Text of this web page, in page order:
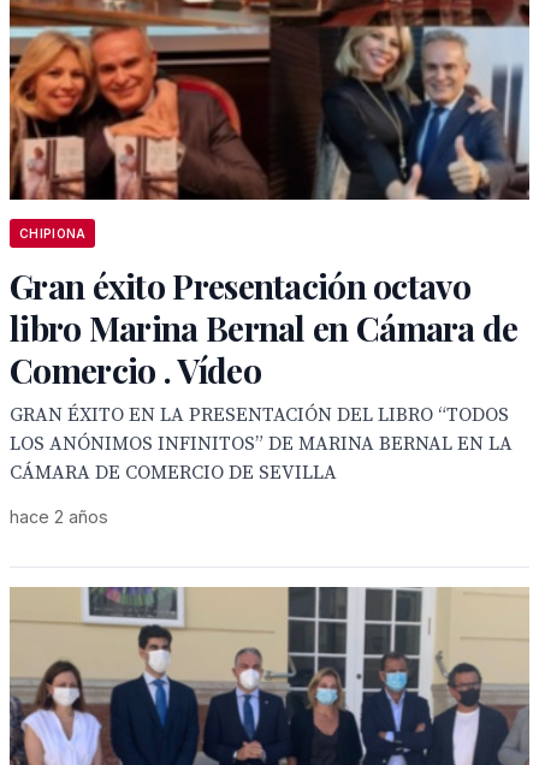
CHIPIONA
Gran éxito Presentación octavo
libro Marina Bernal en Cámara de
Comercio . Vídeo
GRAN ÉXITO EN LA PRESENTACIÓN DEL LIBRO “TODOS
LOS ANÓNIMOS INFINITOS” DE MARINA BERNAL EN LA
CÁMARA DE COMERCIO DE SEVILLA
hace 2 años